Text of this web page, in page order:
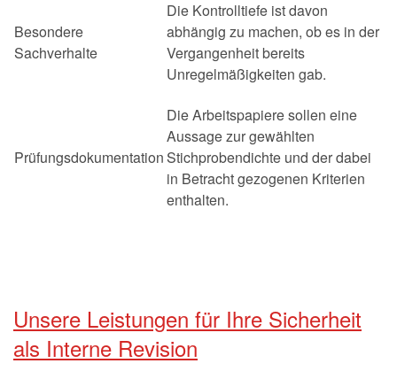
Besondere
Sachverhalte
Die Kontrolltiefe ist davon
abhängig zu machen, ob es in der
Vergangenheit bereits
Unregelmäßigkeiten gab.
Prüfungsdokumentation
Die Arbeitspapiere sollen eine
Aussage zur gewählten
Stichprobendichte und der dabei
in Betracht gezogenen Kriterien
enthalten.
Unsere Leistungen für Ihre Sicherheit
als Interne Revision